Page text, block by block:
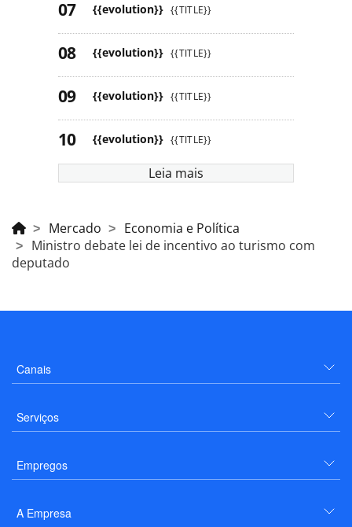
{{evolution}} {{TITLE}}
{{evolution}} {{TITLE}}
{{evolution}} {{TITLE}}
{{evolution}} {{TITLE}}
Leia mais
Mercado
Economia e Política
Ministro debate lei de incentivo ao turismo com
deputado
Canais
Serviços
Empregos
A Empresa